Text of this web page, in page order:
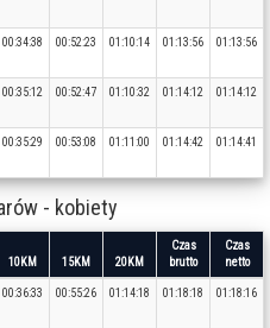
00:34:38 00:52:23 01:10:14 01:13:56 01:13:56
00:35:12 00:52:47 01:10:32 01:14:12 01:14:12
00:35:29 00:53:08 01:11:00 01:14:42 01:14:41
- kobiety
10KM 15KM 20KM
Czas
brutto
Czas
netto
00:36:33 00:55:26 01:14:18 01:18:18 01:18:16